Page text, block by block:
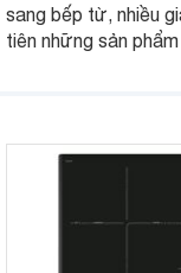
sang bếp từ, nhiều
tiên những sản
mẫu bếp đáp ứng